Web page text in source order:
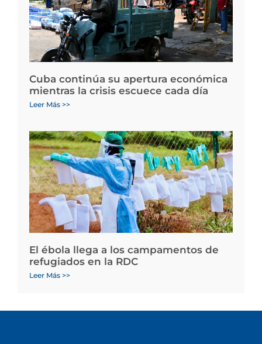
Cuba continúa su apertura económica
mientras la crisis escuece cada día
Leer Más >>
El ébola llega a los campamentos de
refugiados en la RDC
Leer Más >>